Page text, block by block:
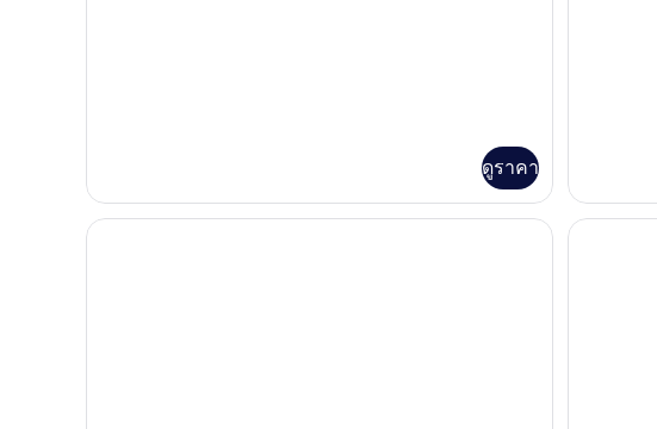
ทวิ
น
ดูราคา